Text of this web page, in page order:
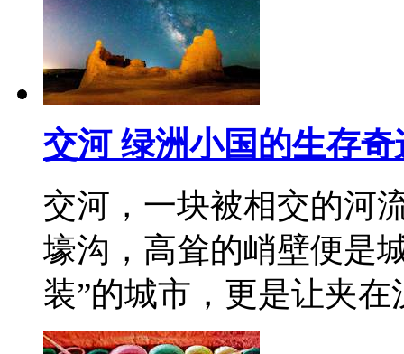
交河 绿洲小国的生存奇
交河，一块被相交的河
壕沟，高耸的峭壁便是
装”的城市，更是让夹